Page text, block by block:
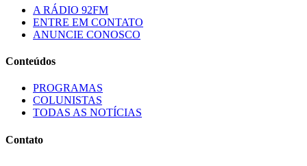
A RÁDIO 92FM
ENTRE EM CONTATO
ANUNCIE CONOSCO
Conteúdos
PROGRAMAS
COLUNISTAS
TODAS AS NOTÍCIAS
Contato